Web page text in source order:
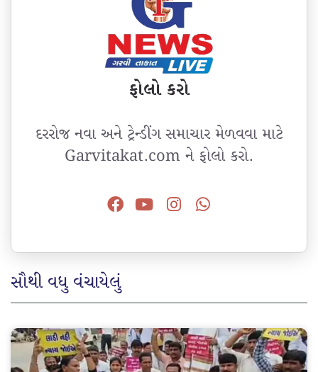
ફોલો કરો
દરરોજ નવા અને ટ્રેન્ડીંગ સમાચાર મેળવવા માટે
Garvitakat.com ને ફોલો કરો.
સૌથી વધુ વંચાયેલું